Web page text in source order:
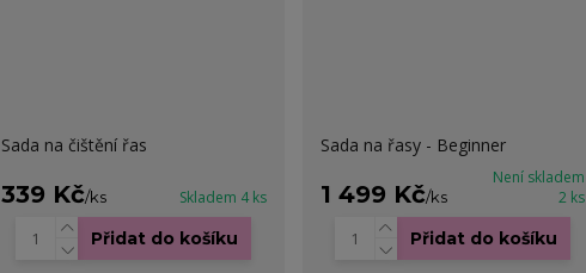
Sada na čištění řas
339 Kč/ks Skladem 4 ks
Přidat do košíku
Sada na řasy - Beginner
1 499 Kč/ks
Není skladem
2 ks
Přidat do košíku